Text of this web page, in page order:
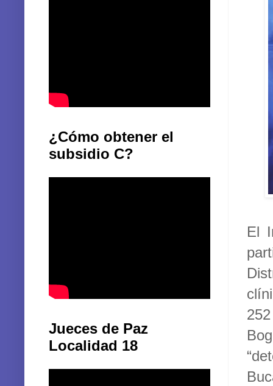
El
¿Cómo obtener el
subsidio C?
Jueces de Paz
Localidad 18